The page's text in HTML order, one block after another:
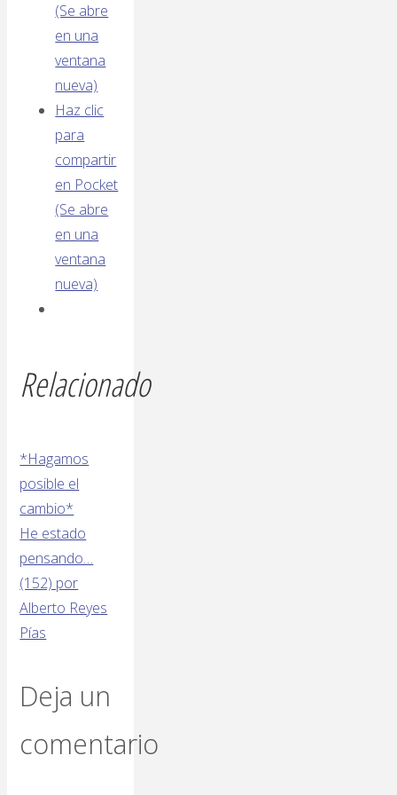
(Se abre
en una
ventana
nueva)
Haz clic
para
compartir
en Pocket
(Se abre
en una
ventana
nueva)
Relacionado
*Hagamos
posible el
cambio*
He estado
pensando…
(152) por
Alberto Reyes
Pías
Deja un
comentario